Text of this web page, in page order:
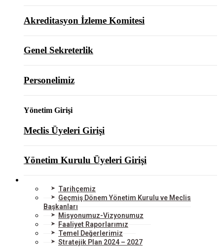
Akreditasyon İzleme Komitesi
Genel Sekreterlik
Personelimiz
Yönetim Girişi
Meclis Üyeleri Girişi
Yönetim Kurulu Üyeleri Girişi
Tarihçemiz
Geçmiş Dönem Yönetim Kurulu ve Meclis
Başkanları
Misyonumuz-Vizyonumuz
Faaliyet Raporlarımız
Temel Değerlerimiz
Stratejik Plan 2024 – 2027